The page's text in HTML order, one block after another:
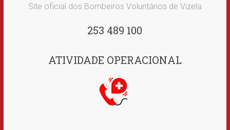
Site oficial dos Bombeiros Voluntários de Vizela
253 489 100
ATIVIDADE OPERACIONAL